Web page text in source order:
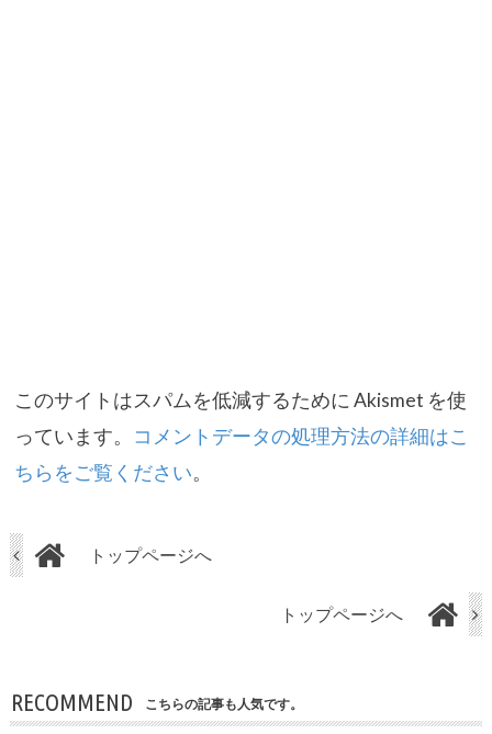
このサイトはスパムを低減するために Akismet を使
っています。 コメントデータの処理方法の詳細はこ
ちらをご覧ください。
トップページへ
トップページへ
RECOMMEND こちらの記事も人気です。